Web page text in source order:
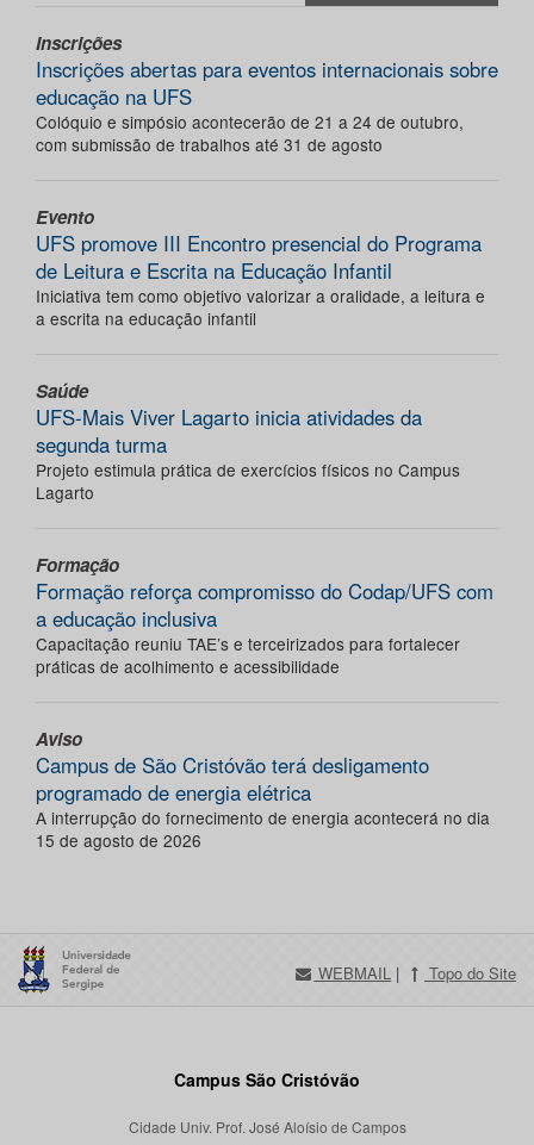
Inscrições
Inscrições abertas para eventos internacionais sobre
educação na UFS
Colóquio e simpósio acontecerão de 21 a 24 de outubro,
com submissão de trabalhos até 31 de agosto
Evento
UFS promove III Encontro presencial do Programa
de Leitura e Escrita na Educação Infantil
Iniciativa tem como objetivo valorizar a oralidade, a leitura e
a escrita na educação infantil
Saúde
UFS-Mais Viver Lagarto inicia atividades da
segunda turma
Projeto estimula prática de exercícios físicos no Campus
Lagarto
Formação
Formação reforça compromisso do Codap/UFS com
a educação inclusiva
Capacitação reuniu TAE’s e terceirizados para fortalecer
práticas de acolhimento e acessibilidade
Aviso
Campus de São Cristóvão terá desligamento
programado de energia elétrica
A interrupção do fornecimento de energia acontecerá no dia
15 de agosto de 2026
WEBMAIL | Topo do Site
Campus São Cristóvão
Cidade Univ. Prof. José Aloísio de Campos